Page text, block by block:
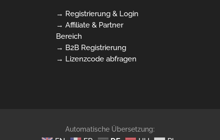
→ Registrierung & Login
→ Affiliate & Partner
Bereich
→ B2B Registrierung
→ Lizenzcode abfragen
Automatische Übersetzung: